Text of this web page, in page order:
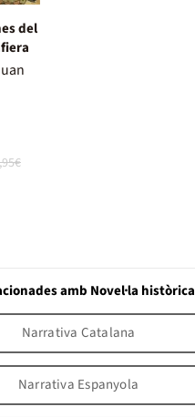
del
amb Novel·la històrica
Narrativa Catalana
Narrativa Espanyola